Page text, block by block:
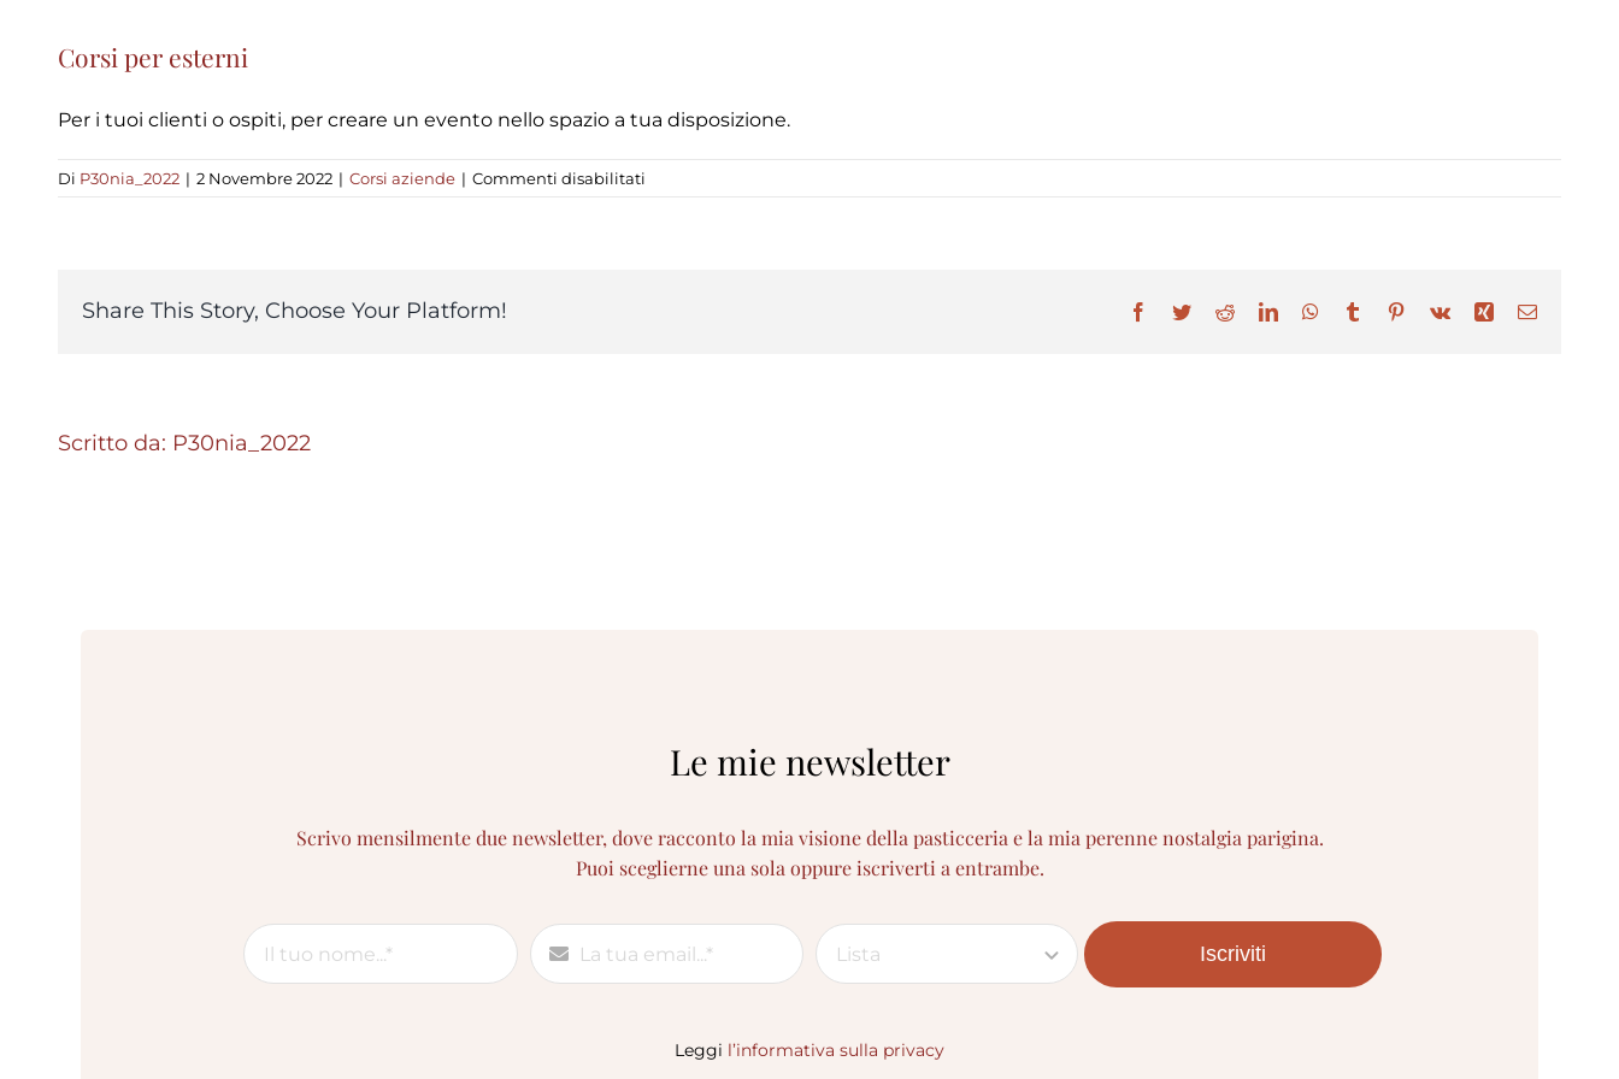
Corsi per esterni
Per i tuoi clienti o ospiti, per creare un evento nello spazio a tua disposizione.
Di P30nia_2022 | 2 Novembre 2022 | Corsi aziende | Commenti disabilitati
Share This Story, Choose Your Platform! Facebook
TwitterRedditLinkedInWhatsApp
Tumblr Pinterest
Vk Xing Email
Scritto da: P30nia_2022
Le mie newsletter
Scrivo mensilmente due newsletter, dove racconto la mia visione della pasticceria e la mia perenne nostalgia parigina.
Puoi sceglierne una sola oppure iscriverti a entrambe.
Iscriviti
Leggi l’informativa sulla privacy